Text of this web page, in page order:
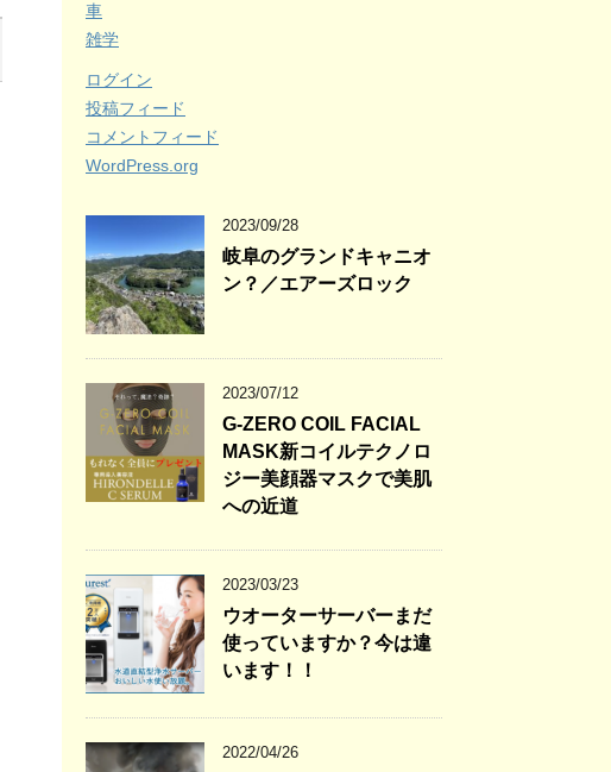
車
雑学
ログイン
投稿フィード
コメントフィード
WordPress.org
2023/09/28
岐阜のグランドキャニオ
ン？／エアーズロック
2023/07/12
G-ZERO COIL FACIAL
MASK新コイルテクノロ
ジー美顔器マスクで美肌
への近道
2023/03/23
ウオーターサーバーまだ
使っていますか？今は違
います！！
2022/04/26